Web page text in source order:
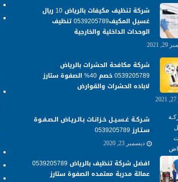
شركة تنظيف مكيفات بالرياض 10 ريال
غسيل المكيف0539205789 تنظيف
الوحدات الداخلية والخارجية
2021
شركة مكافحة الحشرات بالرياض
0539205789 خصم 40% الصفوة ستارز
لاباده الحشرات والقوارض
شـركـة غـسـيـل خـزانـات بـالـريـاض الـصـفـوة
سـتـارز 0539205789
ديسمبر 23, 2020
افضل شركة تنظيف بالرياض 0539205789
عمالة مدربة معتمده الصفوة ستارز